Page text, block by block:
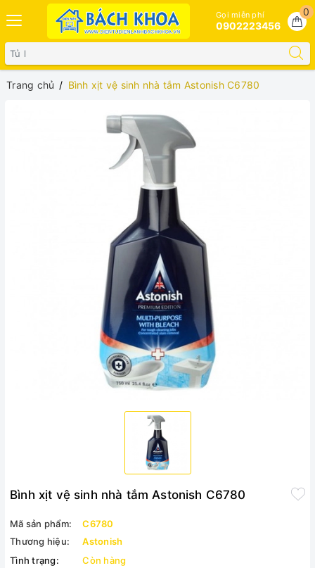
0
Gọi miễn phí
0902223456
Trang chủ Bình xịt vệ sinh nhà tắm Astonish C6780
Bình xịt vệ sinh nhà tắm Astonish C6780
Mã sản phẩm:
C6780
Thương hiệu:
Astonish
Tình trạng:
Còn hàng